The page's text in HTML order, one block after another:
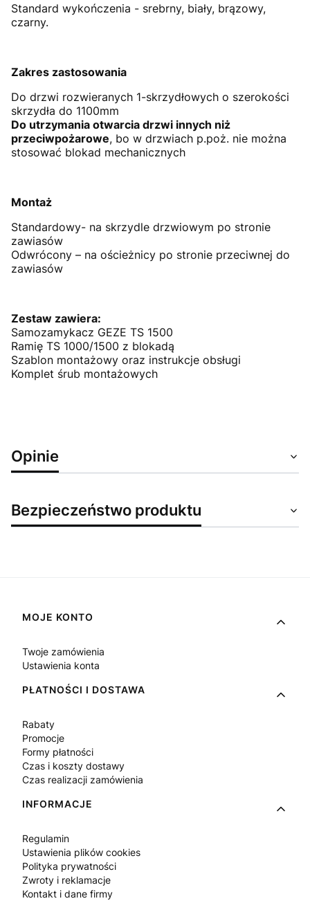
Standard wykończenia - srebrny, biały, brązowy,
czarny.
Zakres zastosowania
Do drzwi rozwieranych 1-skrzydłowych o szerokości
skrzydła do 1100mm
Do utrzymania otwarcia drzwi innych niż
przeciwpożarowe, bo w drzwiach p.poż. nie można
stosować blokad mechanicznych
Montaż
Standardowy- na skrzydle drzwiowym po stronie
zawiasów
Odwrócony – na ościeżnicy po stronie przeciwnej do
zawiasów
Zestaw zawiera:
Samozamykacz GEZE TS 1500
Ramię TS 1000/1500 z blokadą
Szablon montażowy oraz instrukcje obsługi
Komplet śrub montażowych
Opinie
Bezpieczeństwo produktu
Linki w stopce
MOJE KONTO
Twoje zamówienia
Ustawienia konta
PŁATNOŚCI I DOSTAWA
Rabaty
Promocje
Formy płatności
Czas i koszty dostawy
Czas realizacji zamówienia
INFORMACJE
Regulamin
Ustawienia plików cookies
Polityka prywatności
Zwroty i reklamacje
Kontakt i dane firmy